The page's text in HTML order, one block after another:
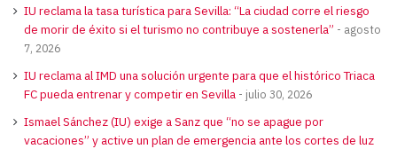
IU reclama la tasa turística para Sevilla: “La ciudad corre el riesgo
de morir de éxito si el turismo no contribuye a sostenerla”
agosto
7, 2026
IU reclama al IMD una solución urgente para que el histórico Triaca
FC pueda entrenar y competir en Sevilla
julio 30, 2026
Ismael Sánchez (IU) exige a Sanz que “no se apague por
vacaciones” y active un plan de emergencia ante los cortes de luz